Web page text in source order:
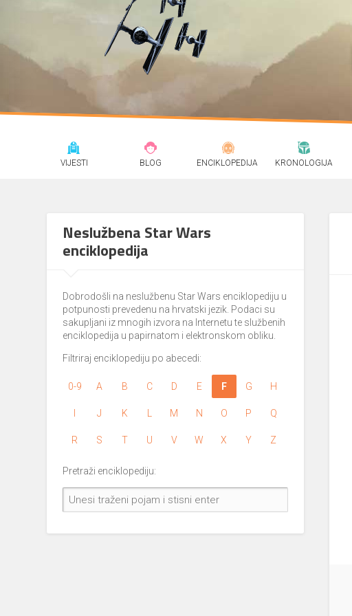
VIJESTI BLOG ENCIKLOPEDIJA KRONOLOGIJA
Neslužbena Star Wars
enciklopedija
Dobrodošli na neslužbenu Star Wars enciklopediju u
potpunosti prevedenu na hrvatski jezik. Podaci su
sakupljani iz mnogih izvora na Internetu te službenih
enciklopedija u papirnatom i elektronskom obliku.
Filtriraj enciklopediju po abecedi:
0-9 A B C D E F G H
J K M N O P Q
R S T U V W X Y Z
Pretraži enciklopediju: